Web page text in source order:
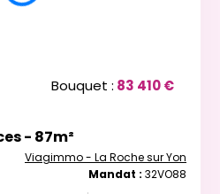
Bouquet : 83 410 €
- 87m²
Viagimmo - La Roche sur Yon
Mandat : 32VO88